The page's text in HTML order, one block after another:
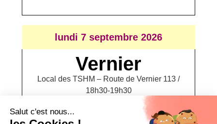
lundi 7 septembre 2026
Vernier
Local des TSHM – Route de Vernier 113 /
18h30-19h30